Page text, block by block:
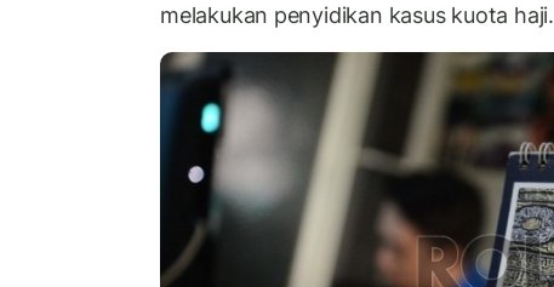
melakukan penyidikan kasus kuota haji.